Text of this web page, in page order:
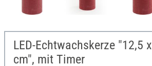
LED-Echtwachskerze "12,5
cm", mit Timer